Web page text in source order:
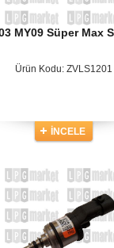
MY09 Süper Max
Ürün Kodu: ZVLS1201
İNCELE